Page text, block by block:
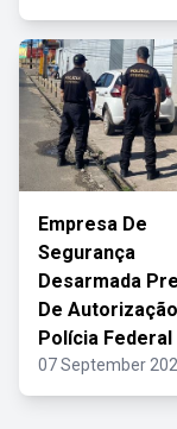
Empresa De
Segurança
Desarmada
De
Polícia Federal
07 September